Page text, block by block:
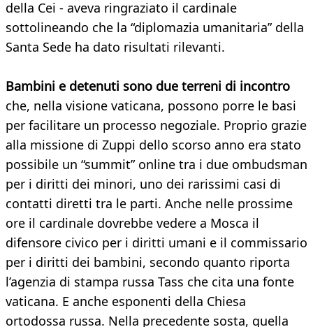
della Cei - aveva ringraziato il cardinale
sottolineando che la “diplomazia umanitaria” della
Santa Sede ha dato risultati rilevanti.
Bambini e detenuti sono due terreni di incontro
che, nella visione vaticana, possono porre le basi
per facilitare un processo negoziale. Proprio grazie
alla missione di Zuppi dello scorso anno era stato
possibile un “summit” online tra i due ombudsman
per i diritti dei minori, uno dei rarissimi casi di
contatti diretti tra le parti. Anche nelle prossime
ore il cardinale dovrebbe vedere a Mosca il
difensore civico per i diritti umani e il commissario
per i diritti dei bambini, secondo quanto riporta
l’agenzia di stampa russa Tass che cita una fonte
vaticana. E anche esponenti della Chiesa
ortodossa russa. Nella precedente sosta, quella